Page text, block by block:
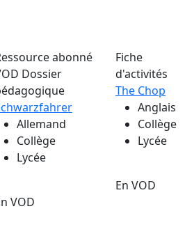
abonné
Dossier
Allemand
Collège
Lycée
VOD
Fiche
d'activités
The Chop
Anglais
Collège
Lycée
En VOD